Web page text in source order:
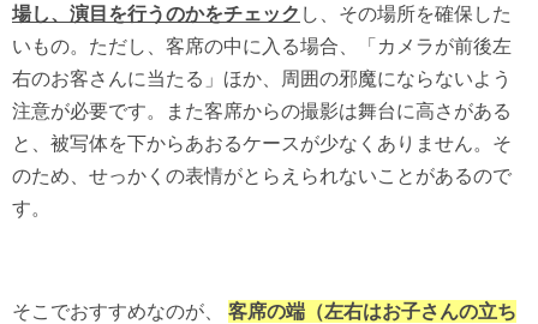
場し、演目を行うのかをチェック し、その場所を確保した
いもの。ただし、客席の中に入る場合、「カメラが前後左
右のお客さんに当たる」ほか、周囲の邪魔にならないよう
注意が必要です。また客席からの撮影は舞台に高さがある
と、被写体を下からあおるケースが少なくありません。そ
のため、せっかくの表情がとらえられないことがあるので
す。
そこでおすすめなのが、 客席の端（左右はお子さんの立ち